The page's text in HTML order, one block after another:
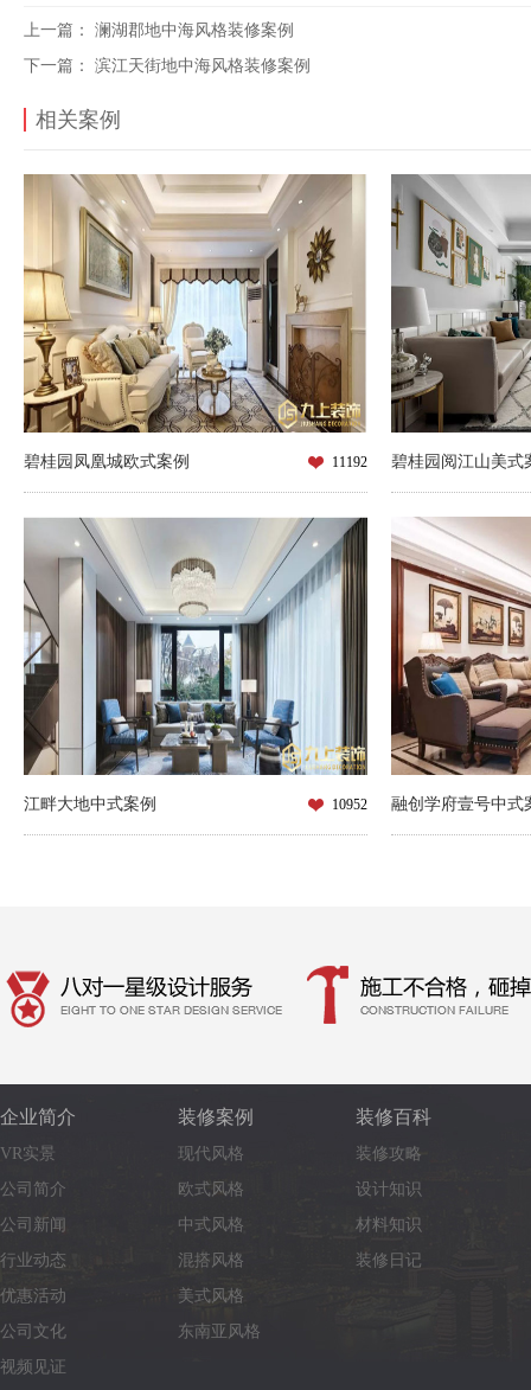
上一篇： 澜湖郡地中海风格装修案例
下一篇： 滨江天街地中海风格装修案例
相关案例
碧桂园凤凰城欧式案例 11192 碧桂园阅江山美式
江畔大地中式案例 10952 融创学府壹号中式
企业简介
VR实景
公司简介
公司新闻
行业动态
优惠活动
公司文化
视频见证
装修案例
现代风格
欧式风格
中式风格
混搭风格
美式风格
东南亚风格
装修百科
装修攻略
设计知识
材料知识
装修日记